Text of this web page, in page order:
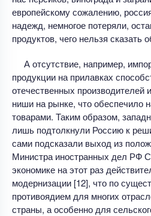
европейскому сожалению,
надежд, немногое потеряли,
продуктов, чего нельзя сказать
А отсутствие, например,
продукции на прилавках
отечественных
ниши на рынке, что обеспечило
товарами. Таким образом,
лишь подтолкнули Россию к
сами подсказали выход из
Министра иностранных дел РФ
экономике на этот раз
модернизации [12], что по
противоядием для многих
страны, а особенно для